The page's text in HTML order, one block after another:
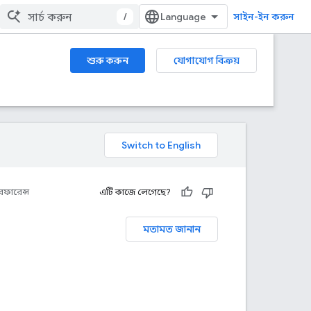
/ সাইন-ইন করুন
শুরু করুন যোগাযোগ বিক্রয়
এটি কাজে লেগেছে?
মতামত জানান